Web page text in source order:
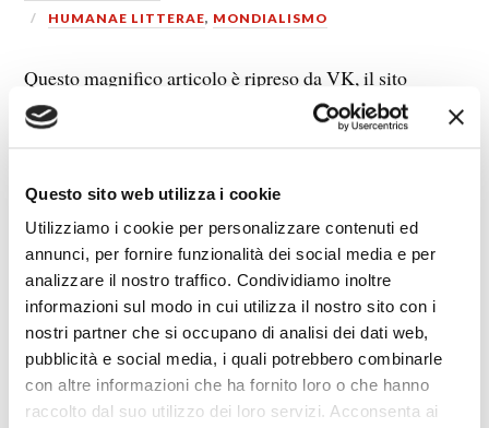
Questo sito web utilizza i cookie
Utilizziamo i cookie per personalizzare contenuti ed
annunci, per fornire funzionalità dei social media e per
analizzare il nostro traffico. Condividiamo inoltre
informazioni sul modo in cui utilizza il nostro sito con i
nostri partner che si occupano di analisi dei dati web,
pubblicità e social media, i quali potrebbero combinarle
con altre informazioni che ha fornito loro o che hanno
raccolto dal suo utilizzo dei loro servizi. Acconsenta ai
HUMANAE LITTERAE, MONDIALISMO
Questo magnifico articolo è ripreso da VK, il sito
onesto, senza censura e (dis)informazione di regime: